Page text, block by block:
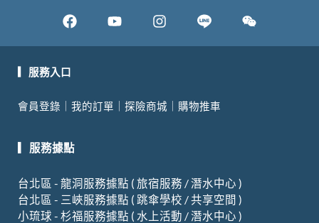
F
a
e
b
o
o
Y
o
u
b
I
n
a
g
m
W
e
▎服務入口
會員登錄 我的訂單 探險商城 購物推車
▎服務據點
台北區 - 龍洞服務據點 ( 旅宿服務 / 潛水中心 )
台北區 - 三峽服務據點 ( 跳傘學校 / 共享空間 )
小琉球 - 杉福服務據點 ( 水上活動 / 潛水中心 )